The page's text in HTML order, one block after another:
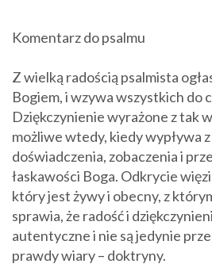
Komentarz do psalmu
Z wielką radością psalmista
Bogiem, i wzywa wszystkich do
Dziękczynienie wyrażone z tak
możliwe wtedy, kiedy wypływa
doświadczenia, zobaczenia i
łaskawości Boga. Odkrycie
który jest żywy i obecny, z
sprawia, że radość i
autentyczne i nie są jedynie
prawdy wiary – doktryny.